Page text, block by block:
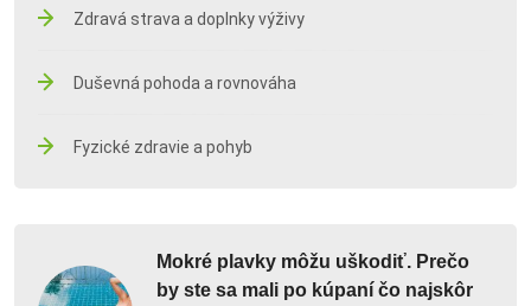
Zdravá strava a doplnky výživy
Duševná pohoda a rovnováha
Fyzické zdravie a pohyb
Mokré plavky môžu uškodiť. Prečo
by ste sa mali po kúpaní čo najskôr